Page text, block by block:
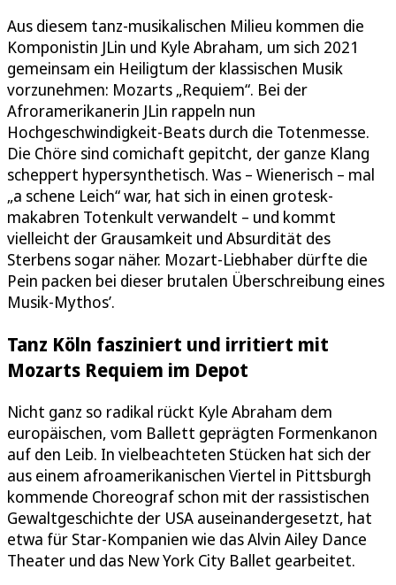
Aus diesem tanz-musikalischen Milieu kommen die
Komponistin JLin und Kyle Abraham, um sich 2021
gemeinsam ein Heiligtum der klassischen Musik
vorzunehmen: Mozarts „Requiem“. Bei der
Afroramerikanerin JLin rappeln nun
Hochgeschwindigkeit-Beats durch die Totenmesse.
Die Chöre sind comichaft gepitcht, der ganze Klang
scheppert hypersynthetisch. Was – Wienerisch – mal
„a schene Leich“ war, hat sich in einen grotesk-
makabren Totenkult verwandelt – und kommt
vielleicht der Grausamkeit und Absurdität des
Sterbens sogar näher. Mozart-Liebhaber dürfte die
Pein packen bei dieser brutalen Überschreibung eines
Musik-Mythos’.
Tanz Köln fasziniert und irritiert mit
Mozarts Requiem im Depot
Nicht ganz so radikal rückt Kyle Abraham dem
europäischen, vom Ballett geprägten Formenkanon
auf den Leib. In vielbeachteten Stücken hat sich der
aus einem afroamerikanischen Viertel in Pittsburgh
kommende Choreograf schon mit der rassistischen
Gewaltgeschichte der USA auseinandergesetzt, hat
etwa für Star-Kompanien wie das Alvin Ailey Dance
Theater und das New York City Ballet gearbeitet.